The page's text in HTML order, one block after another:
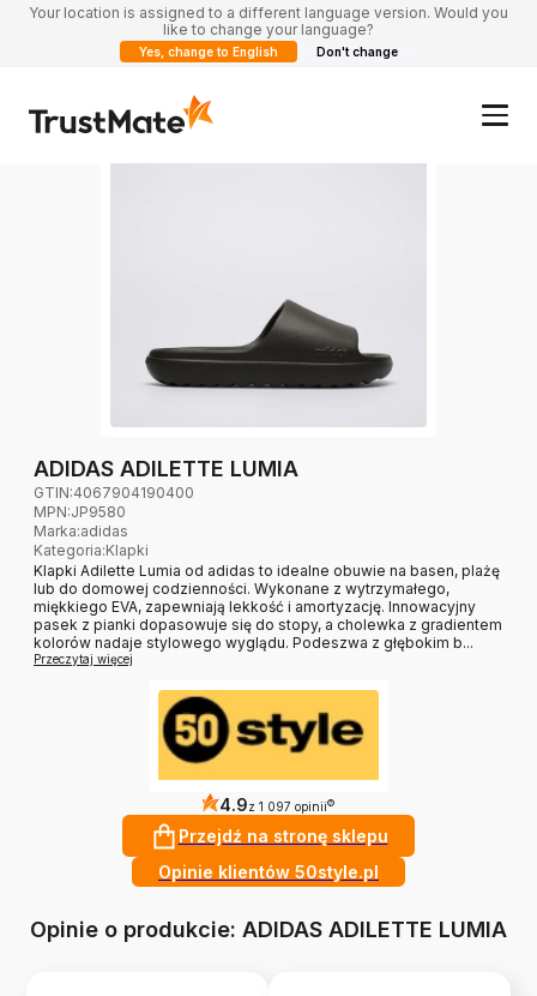
Your location is assigned to a different language version. Would you
like to change your language?
Yes, change to English Don't change
ADIDAS ADILETTE LUMIA
GTIN:4067904190400
MPN:JP9580
Marka:adidas
Kategoria:Klapki
Klapki Adilette Lumia od adidas to idealne obuwie na basen, plażę
lub do domowej codzienności. Wykonane z wytrzymałego,
miękkiego EVA, zapewniają lekkość i amortyzację. Innowacyjny
pasek z pianki dopasowuje się do stopy, a cholewka z gradientem
kolorów nadaje stylowego wyglądu. Podeszwa z głębokim b...
Przeczytaj więcej
4.9z 1 097 opinii ?
Przejdź na stronę sklepu
Opinie klientów 50style.pl
Opinie o produkcie: ADIDAS ADILETTE LUMIA